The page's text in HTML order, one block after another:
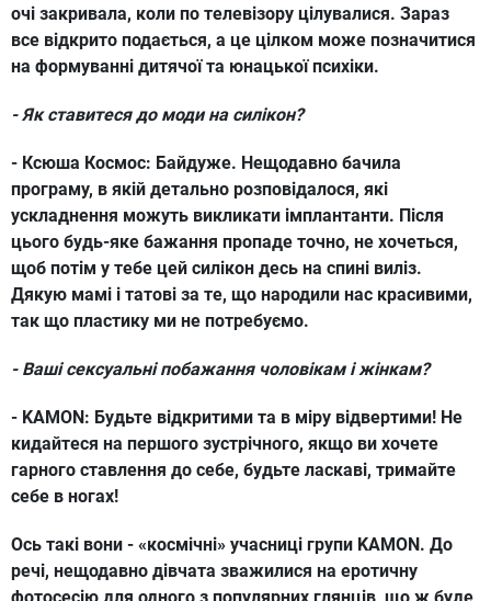
очі закривала, коли по телевізору цілувалися. Зараз
все відкрито подається, а це цілком може позначитися
на формуванні дитячої та юнацької психіки.
- Як ставитеся до моди на силікон?
- Ксюша Космос: Байдуже. Нещодавно бачила
програму, в якій детально розповідалося, які
ускладнення можуть викликати імплантанти. Після
цього будь-яке бажання пропаде точно, не хочеться,
щоб потім у тебе цей силікон десь на спині виліз.
Дякую мамі і татові за те, що народили нас красивими,
так що пластику ми не потребуємо.
- Ваші сексуальні побажання чоловікам і жінкам?
- KAMON: Будьте відкритими та в міру відвертими! Не
кидайтеся на першого зустрічного, якщо ви хочете
гарного ставлення до себе, будьте ласкаві, тримайте
себе в ногах!
Ось такі вони - «космічні» учасниці групи KAMON. До
речі, нещодавно дівчата зважилися на еротичну